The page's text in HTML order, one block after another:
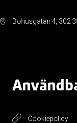
Bohusgatan 4, 302
Cookiepolicy